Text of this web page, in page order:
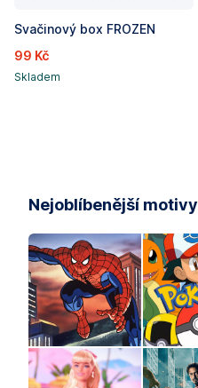
Svačinový box FROZEN
99 Kč
Skladem
Nejoblíbenější motivy